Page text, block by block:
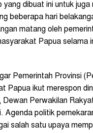
yang dibuat ini untuk
beberapa hari
matang oleh
Papua selama
Pemerintah Provinsi
Papua ikut merespon
Dewan Perwakilan
Agenda politik
salah satu upaya